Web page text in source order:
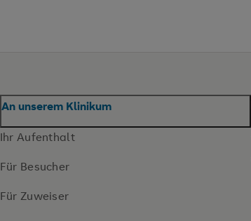
An unserem Klinikum
Ihr Aufenthalt
Für Besucher
Für Zuweiser